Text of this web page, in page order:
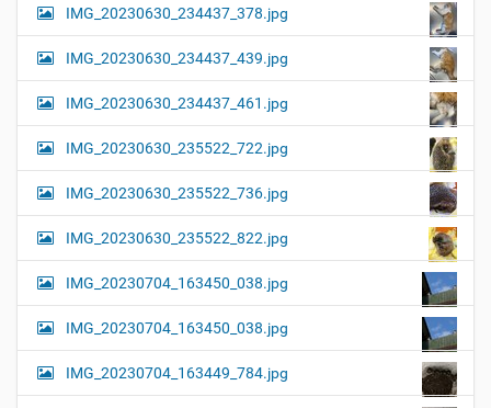
IMG_20230630_234437_378.jpg
IMG_20230630_234437_439.jpg
IMG_20230630_234437_461.jpg
IMG_20230630_235522_722.jpg
IMG_20230630_235522_736.jpg
IMG_20230630_235522_822.jpg
IMG_20230704_163450_038.jpg
IMG_20230704_163450_038.jpg
IMG_20230704_163449_784.jpg